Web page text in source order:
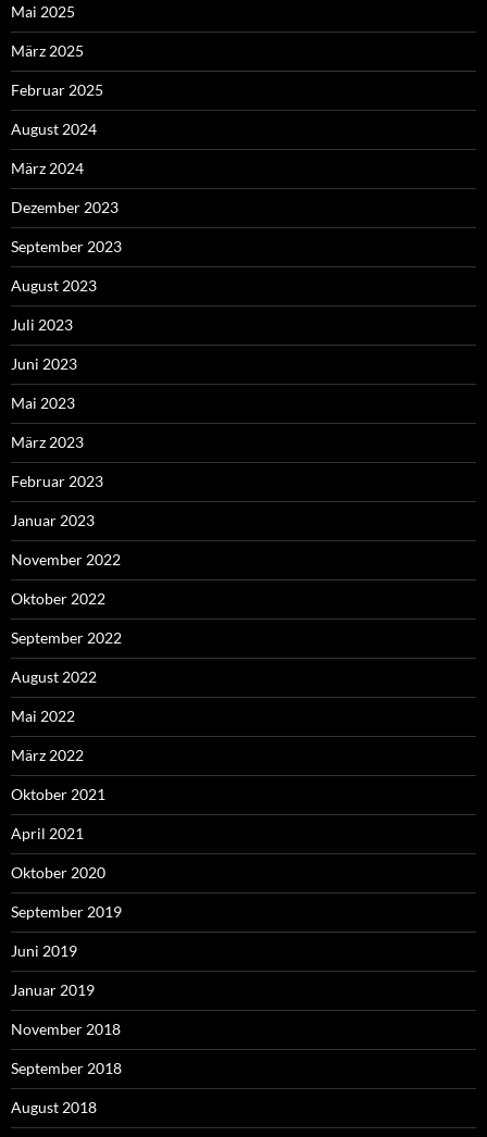
Mai 2025
März 2025
Februar 2025
August 2024
März 2024
Dezember 2023
September 2023
August 2023
Juli 2023
Juni 2023
Mai 2023
März 2023
Februar 2023
Januar 2023
November 2022
Oktober 2022
September 2022
August 2022
Mai 2022
März 2022
Oktober 2021
April 2021
Oktober 2020
September 2019
Juni 2019
Januar 2019
November 2018
September 2018
August 2018